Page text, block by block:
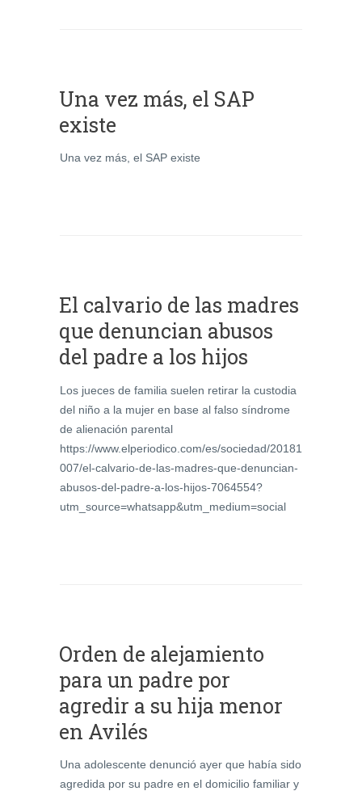
Una vez más, el SAP
existe
Una vez más, el SAP existe
El calvario de las madres
que denuncian abusos
del padre a los hijos
Los jueces de familia suelen retirar la custodia
del niño a la mujer en base al falso síndrome
de alienación parental
https://www.elperiodico.com/es/sociedad/20181
007/el-calvario-de-las-madres-que-denuncian-
abusos-del-padre-a-los-hijos-7064554?
utm_source=whatsapp&utm_medium=social
Orden de alejamiento
para un padre por
agredir a su hija menor
en Avilés
Una adolescente denunció ayer que había sido
agredida por su padre en el domicilio familiar y